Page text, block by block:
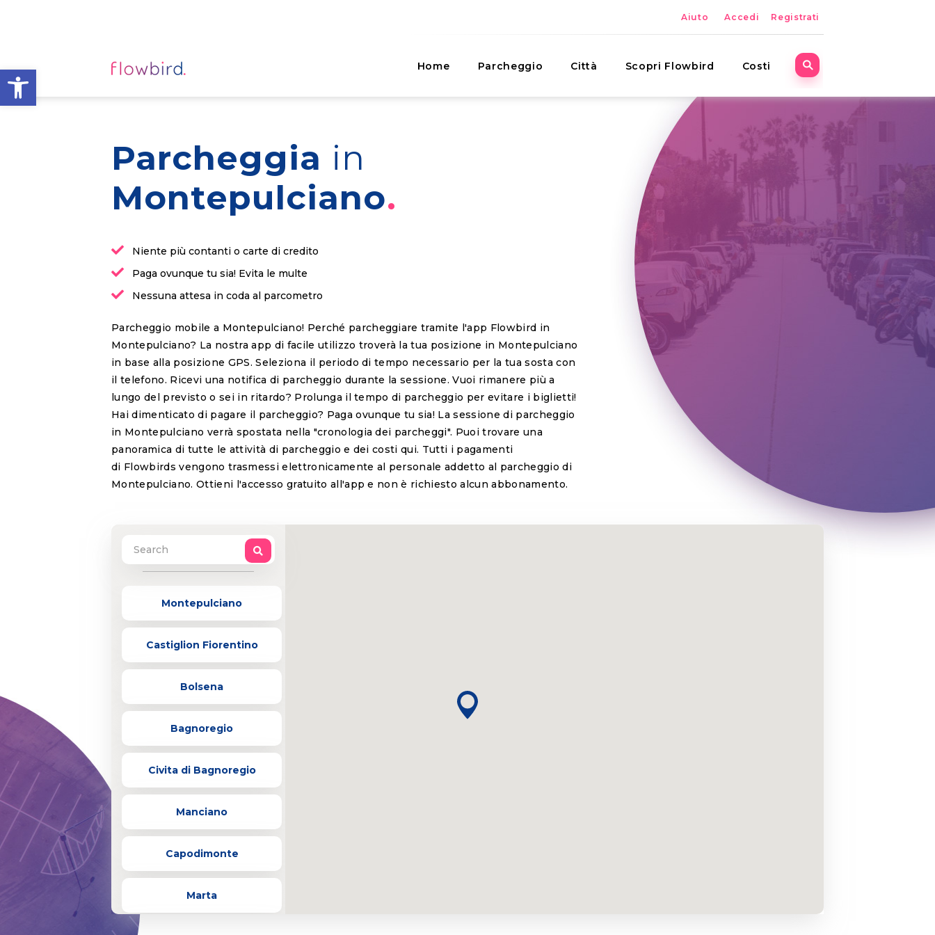
Apri la barra degli strumenti
Aiuto Accedi Registrati
Home Parcheggio Città Scopri Flowbird Costi
Parcheggia in
Montepulciano
Niente più contanti o carte di credito
Paga ovunque tu sia! Evita le multe
Nessuna attesa in coda al parcometro
Parcheggio mobile a Montepulciano! Perché parcheggiare tramite l'app Flowbird in
Montepulciano? La nostra app di facile utilizzo troverà la tua posizione in Montepulciano
in base alla posizione GPS. Seleziona il periodo di tempo necessario per la tua sosta con
il telefono. Ricevi una notifica di parcheggio durante la sessione. Vuoi rimanere più a
lungo del previsto o sei in ritardo? Prolunga il tempo di parcheggio per evitare i biglietti!
Hai dimenticato di pagare il parcheggio? Paga ovunque tu sia! La sessione di parcheggio
in Montepulciano verrà spostata nella "cronologia dei parcheggi". Puoi trovare una
panoramica di tutte le attività di parcheggio e dei costi qui. Tutti i pagamenti
di Flowbirds vengono trasmessi elettronicamente al personale addetto al parcheggio di
Montepulciano. Ottieni l'accesso gratuito all'app e non è richiesto alcun abbonamento.
Montepulciano
Castiglion Fiorentino
Bolsena
Bagnoregio
Civita di Bagnoregio
Manciano
Capodimonte
Marta